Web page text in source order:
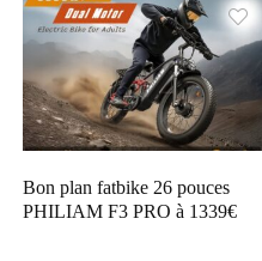
Bon plan fatbike 26 pouces
PHILIAM F3 PRO à 1339€